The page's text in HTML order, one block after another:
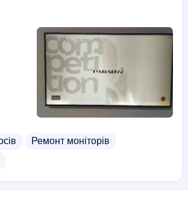
Ремонт моніторів
файли cookie
забезпечити вам найкращий досвід